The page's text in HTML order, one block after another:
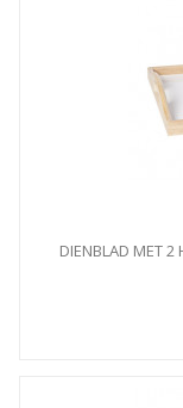
DIENBLAD MET